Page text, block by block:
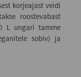
korjeajast veidi
roostevabast
L ungari tamme
sobiv) ja